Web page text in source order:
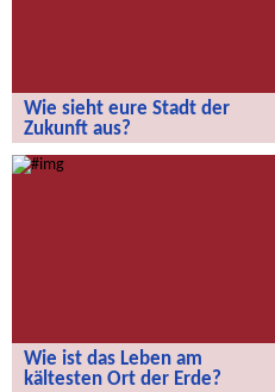
Wie sieht eure Stadt der
Zukunft aus?
Wie sieht eure Stadt der Zukunft aus?
Wie ist das Leben am
kältesten Ort der Erde?